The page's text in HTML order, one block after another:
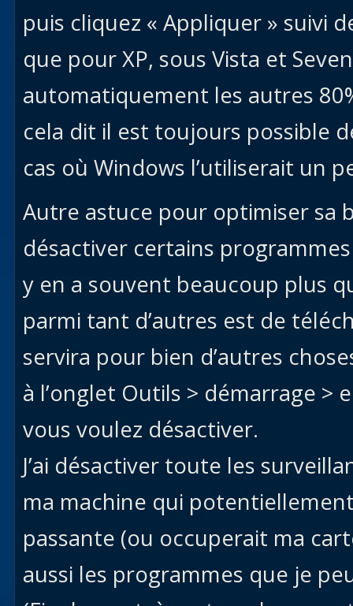
puis cliquez « Appliquer » suivi
que pour XP, sous Vista et
automatiquement les autres
cela dit il est toujours possible
cas où Windows l’utiliserait un
Autre astuce pour optimiser sa
désactiver certains
y en a souvent beaucoup plus
parmi tant d’autres est de
servira pour bien d’autres
à l’onglet Outils > démarrage >
vous voulez désactiver.
J’ai désactiver toute les
ma machine qui
passante (ou occuperait ma
aussi les programmes que je